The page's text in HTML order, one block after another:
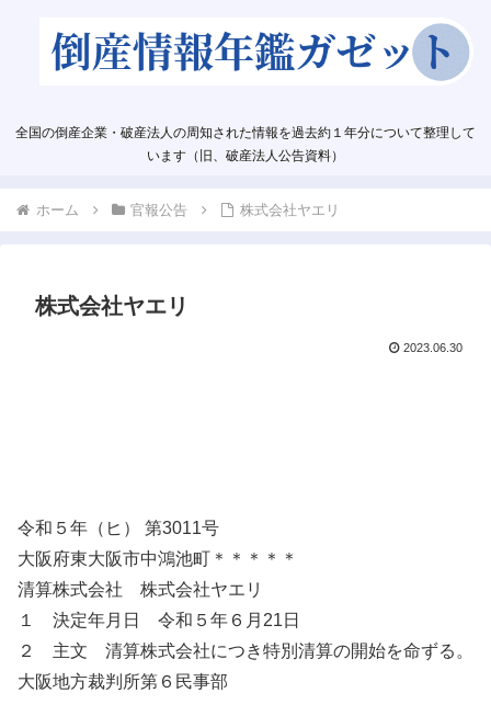
全国の倒産企業・破産法人の周知された情報を過去約１年分について整理して
います（旧、破産法人公告資料）
ホーム 官報公告 株式会社ヤエリ
株式会社ヤエリ
2023.06.30
令和５年（ヒ） 第3011号
大阪府東大阪市中鴻池町＊＊＊＊＊
清算株式会社 株式会社ヤエリ
１ 決定年月日 令和５年６月21日
２ 主文 清算株式会社につき特別清算の開始を命ずる。
大阪地方裁判所第６民事部